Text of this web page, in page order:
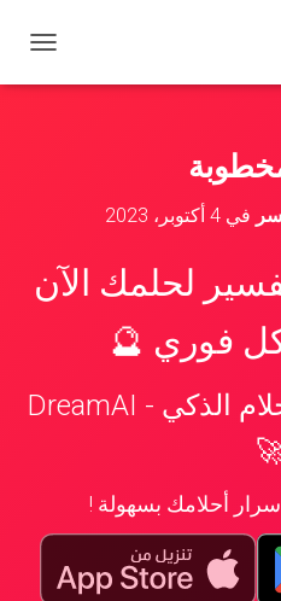
ب
ل
في 4 أكتوبر، 2023
لحلمك الآن
فوري 🔮
📱 تطبيق تفسير الأحلام الذكي - DreamAI
أحلامك بسهولة !